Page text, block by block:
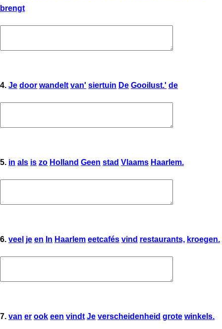
brengt
4. Je door wandelt van' siertuin De Gooilust.' de
5. in als is zo Holland Geen stad Vlaams Haarlem.
6. veel je en In Haarlem eetcafés vind restaurants, kroegen.
7. van er ook een vindt Je verscheidenheid grote winkels.